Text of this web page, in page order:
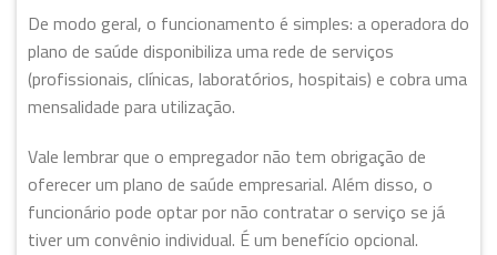
De modo geral, o funcionamento é simples: a operadora do
plano de saúde disponibiliza uma rede de serviços
(profissionais, clínicas, laboratórios, hospitais) e cobra uma
mensalidade para utilização.
Vale lembrar que o empregador não tem obrigação de
oferecer um plano de saúde empresarial. Além disso, o
funcionário pode optar por não contratar o serviço se já
tiver um convênio individual. É um benefício opcional.